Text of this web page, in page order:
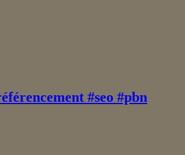
#seo #pbn